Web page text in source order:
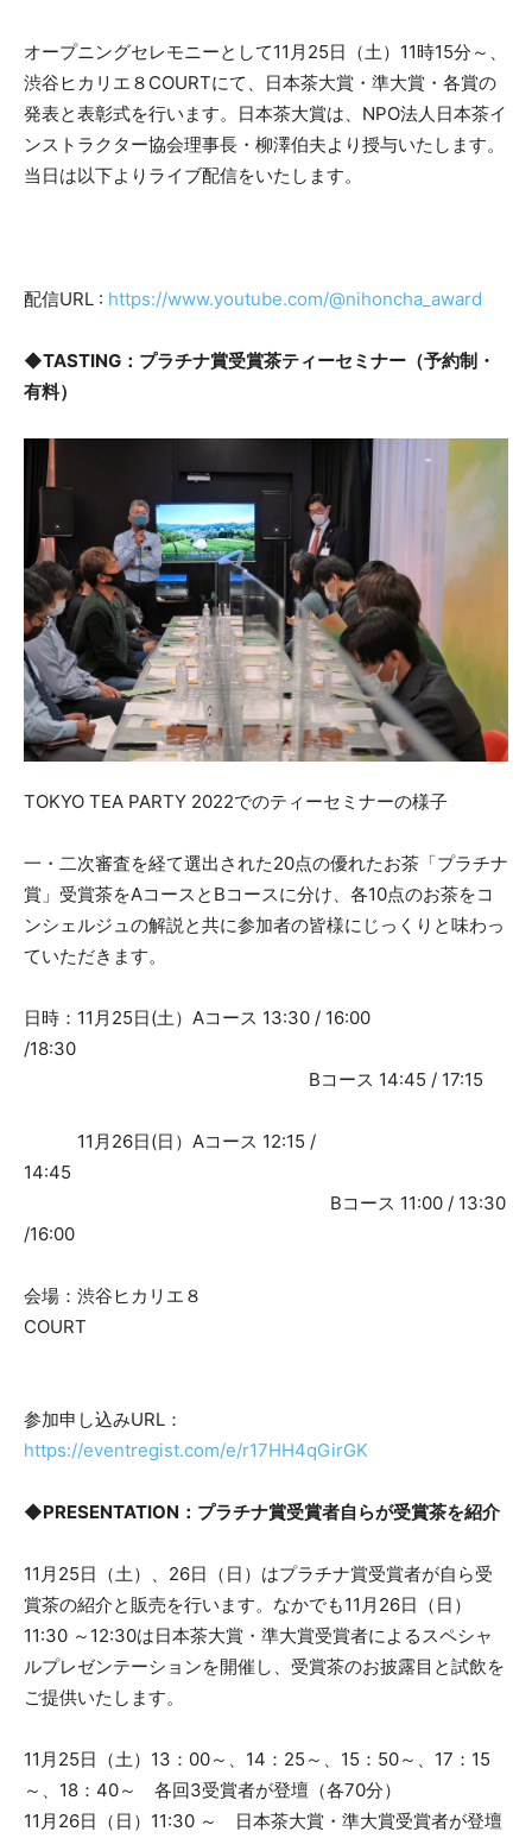
オープニングセレモニーとして11月25日（土）11時15分～、
渋谷ヒカリエ８COURTにて、日本茶大賞・準大賞・各賞の
発表と表彰式を行います。日本茶大賞は、NPO法人日本茶イ
ンストラクター協会理事長・柳澤伯夫より授与いたします。
当日は以下よりライブ配信をいたします。
配信URL : https://www.youtube.com/@nihoncha_award
◆TASTING：プラチナ賞受賞茶ティーセミナー（予約制・
有料）
TOKYO TEA PARTY 2022でのティーセミナーの様子
一・二次審査を経て選出された20点の優れたお茶「プラチナ
賞」受賞茶をAコースとBコースに分け、各10点のお茶をコ
ンシェルジュの解説と共に参加者の皆様にじっくりと味わっ
ていただきます。
日時：11月25日(土）Aコース 13:30 / 16:00
/18:30
Bコース 14:45 / 17:15
11月26日(日）Aコース 12:15 /
14:45
Bコース 11:00 / 13:30
/16:00
会場：渋谷ヒカリエ８
COURT
参加申し込みURL：
https://eventregist.com/e/r17HH4qGirGK
◆PRESENTATION：プラチナ賞受賞者自らが受賞茶を紹介
11月25日（土）、26日（日）はプラチナ賞受賞者が自ら受
賞茶の紹介と販売を行います。なかでも11月26日（日）
11:30 ～12:30は日本茶大賞・準大賞受賞者によるスペシャ
ルプレゼンテーションを開催し、受賞茶のお披露目と試飲を
ご提供いたします。
11月25日（土）13：00～、14：25～、15：50～、17：15
～、18：40～ 各回3受賞者が登壇（各70分）
11月26日（日）11:30 ～ 日本茶大賞・準大賞受賞者が登壇